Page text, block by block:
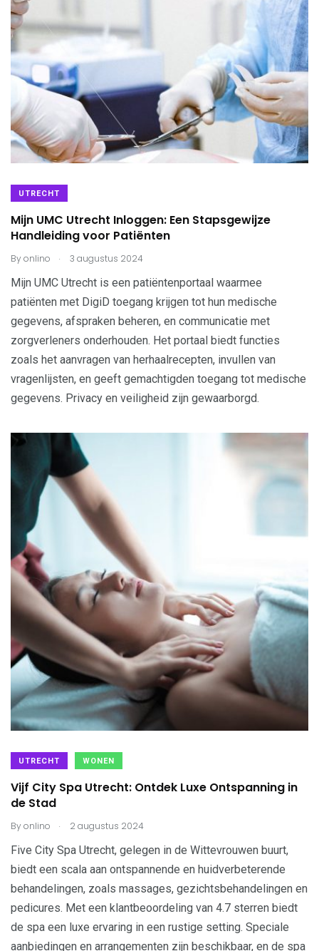
UTRECHT
Mijn UMC Utrecht Inloggen: Een Stapsgewijze
Handleiding voor Patiënten
Byonlino . 3 augustus 2024
Mijn UMC Utrecht is een patiëntenportaal waarmee
patiënten met DigiD toegang krijgen tot hun medische
gegevens, afspraken beheren, en communicatie met
zorgverleners onderhouden. Het portaal biedt functies
zoals het aanvragen van herhaalrecepten, invullen van
vragenlijsten, en geeft gemachtigden toegang tot medische
gegevens. Privacy en veiligheid zijn gewaarborgd.
UTRECHT WONEN
Vijf City Spa Utrecht: Ontdek Luxe Ontspanning in
de Stad
Byonlino . 2 augustus 2024
Five City Spa Utrecht, gelegen in de Wittevrouwen buurt,
biedt een scala aan ontspannende en huidverbeterende
behandelingen, zoals massages, gezichtsbehandelingen en
pedicures. Met een klantbeoordeling van 4.7 sterren biedt
de spa een luxe ervaring in een rustige setting. Speciale
aanbiedingen en arrangementen zijn beschikbaar, en de spa